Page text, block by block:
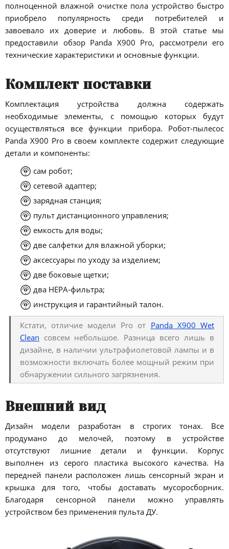
полноценной влажной очистке пола устройство быстро
приобрело популярность среди потребителей и
завоевало их доверие и любовь. В этой статье мы
предоставили обзор Panda X900 Pro, рассмотрели его
технические характеристики и основные функции.
Комплект поставки
Комплектация устройства должна содержать
необходимые элементы, с помощью которых будут
осуществляться все функции прибора. Робот-пылесос
Panda X900 Pro в своем комплекте содержит следующие
детали и компоненты:
сам робот;
сетевой адаптер;
зарядная станция;
пульт дистанционного управления;
емкость для воды;
две салфетки для влажной уборки;
аксессуары по уходу за изделием;
две боковые щетки;
два НЕРА-фильтра;
инструкция и гарантийный талон.
Кстати, отличие модели Pro от Panda X900 Wet
Clean совсем небольшое. Разница всего лишь в
дизайне, в наличии ультрафиолетовой лампы и в
возможности включать более мощный режим при
обнаружении сильного загрязнения.
Внешний вид
Дизайн модели разработан в строгих тонах. Все
продумано до мелочей, поэтому в устройстве
отсутствуют лишние детали и функции. Корпус
выполнен из серого пластика высокого качества. На
передней панели расположен лишь сенсорный экран и
крышка для того, чтобы доставать мусоросборник.
Благодаря сенсорной панели можно управлять
устройством без применения пульта ДУ.